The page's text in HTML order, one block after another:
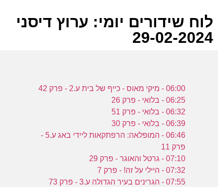
לוח שידורים יומי: ערוץ דיסני
29-02-2024
06:00 - מיקי מאוס - כייף של בית ע.2 - פרק 42
06:25 - בלואי - פרק 26
06:32 - בלואי - פרק 51
06:39 - בלואי - פרק 30
06:46 - המופלאה: הרפתקאות ליידי באג ע.5 -
פרק 11
07:10 - גרטל והאוגר - פרק 29
07:32 - היילי על זה! - פרק 7
07:55 - הגרינים בעיר הגדולה ע.3 - פרק 73